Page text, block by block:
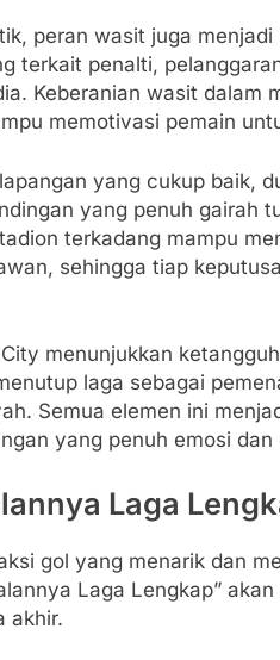
peran wasit juga
terkait penalti,
Keberanian wasit dalam
memotivasi pemain
yang cukup baik,
yang penuh gairah
terkadang mampu
sehingga tiap
menunjukkan
laga sebagai
Semua elemen ini
yang penuh emosi dan
Laga
gol yang menarik dan
Laga Lengkap”
akhir.